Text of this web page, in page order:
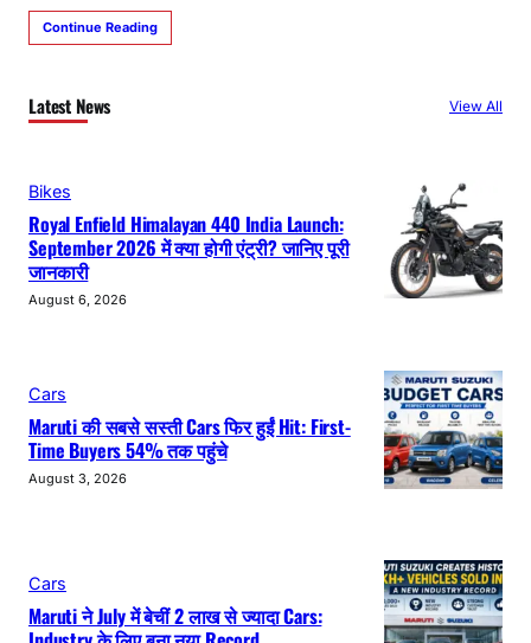
Continue Reading
Latest News View All
Bikes
Royal Enfield Himalayan 440 India Launch:
September 2026 में क्या होगी एंट्री? जानिए पूरी
जानकारी
August 6, 2026
Cars
Maruti की सबसे सस्ती Cars फिर हुईं Hit: First-
Time Buyers 54% तक पहुंचे
August 3, 2026
Cars
Maruti ने July में बेचीं 2 लाख से ज्यादा Cars: